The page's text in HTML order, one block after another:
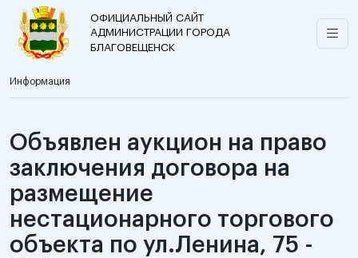
ОФИЦИАЛЬНЫЙ САЙТ
АДМИНИСТРАЦИИ ГОРОДА
БЛАГОВЕЩЕНСК
Информация
Объявлен аукцион на право
заключения договора на
размещение
нестационарного торгового
объекта по ул.Ленина, 75 -